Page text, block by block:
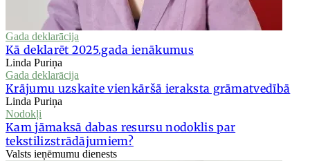
Gada deklarācija
Kā deklarēt 2025.gada ienākumus
Linda Puriņa
Gada deklarācija
Krājumu uzskaite vienkāršā ieraksta grāmatvedībā
Linda Puriņa
Nodokļi
Kam jāmaksā dabas resursu nodoklis par
tekstilizstrādājumiem?
Valsts ieņēmumu dienests